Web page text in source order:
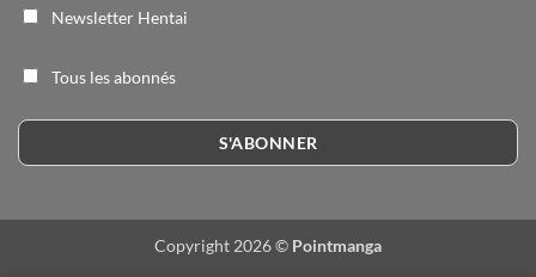
Newsletter Hentai
Tous les abonnés
Copyright 2026 © Pointmanga